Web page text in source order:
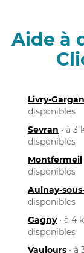
Aide à
Livry-Gargan
disponibles
Sevran • à 3
disponibles
Montfermeil
disponibles
Aulnay-
disponibles
Gagny• à 4
disponibles
Vaujours • à